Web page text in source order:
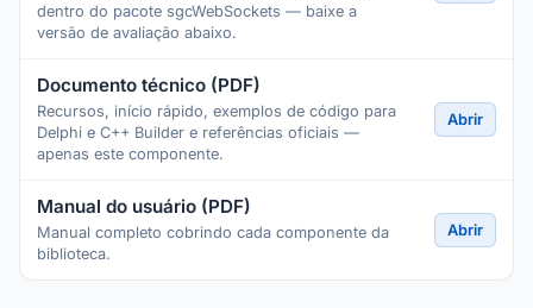
dentro do pacote sgcWebSockets — baixe a
versão de avaliação abaixo.
Documento técnico (PDF)
Recursos, início rápido, exemplos de código para
Delphi e C++ Builder e referências oficiais —
apenas este componente.
Abrir
Manual do usuário (PDF)
Manual completo cobrindo cada componente da
biblioteca.
Abrir